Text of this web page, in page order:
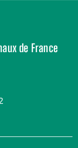
de France